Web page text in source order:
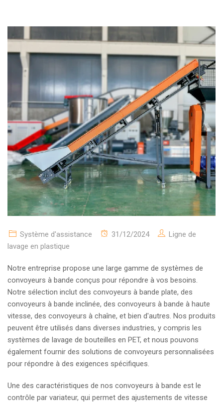
Système d'assistance 31/12/2024
Ligne de
lavage en plastique
Notre entreprise propose une large gamme de systèmes de
convoyeurs à bande conçus pour répondre à vos besoins.
Notre sélection inclut des convoyeurs à bande plate, des
convoyeurs à bande inclinée, des convoyeurs à bande à haute
vitesse, des convoyeurs à chaîne, et bien d'autres. Nos produits
peuvent être utilisés dans diverses industries, y compris les
systèmes de lavage de bouteilles en PET, et nous pouvons
également fournir des solutions de convoyeurs personnalisées
pour répondre à des exigences spécifiques.
Une des caractéristiques de nos convoyeurs à bande est le
contrôle par variateur, qui permet des ajustements de vitesse